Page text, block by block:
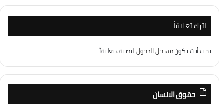
اترك تعليقاً
يجب أنت تكونمسجل الدخوللتضيف تعليقاً.
حقوق الانسان